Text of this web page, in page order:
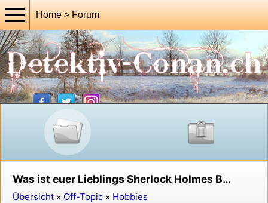
Home > Forum
Was ist euer Lieblings Sherlock Holmes Buch?
Übersicht » Off-Topic » Hobbies